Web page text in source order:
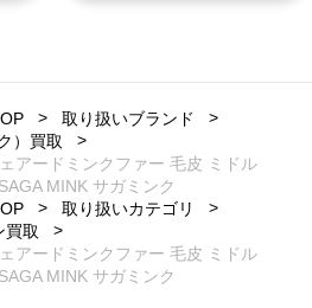
取り扱いブランド
）買取
アードミンクファー 毛皮 ミドル
MINK サガミンク
取り扱いカテゴリ
買取
アードミンクファー 毛皮 ミドル
MINK サガミンク